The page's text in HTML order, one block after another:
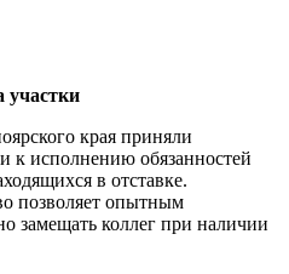
участки
края приняли
к исполнению обязанностей
в отставке.
позволяет опытным
замещать коллег при наличии